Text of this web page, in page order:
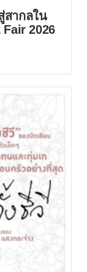
สากลใน
2026